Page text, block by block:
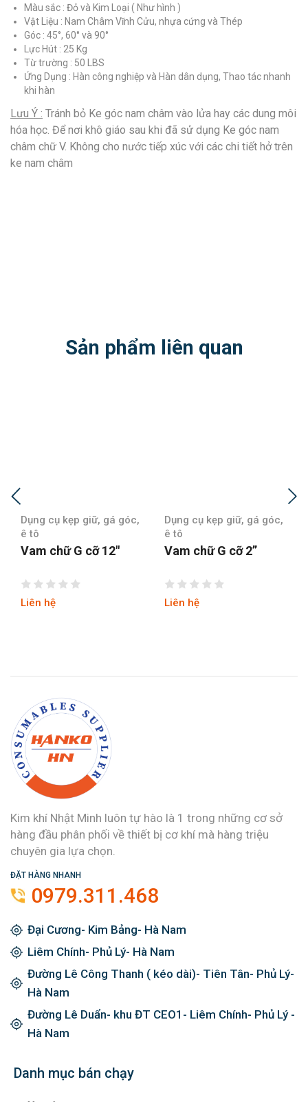
Màu sắc : Đỏ và Kim Loại ( Như hình )
Vật Liệu : Nam Châm Vĩnh Cửu, nhựa cứng và Thép
Góc : 45°, 60° và 90°
Lực Hút : 25 Kg
Từ trường : 50 LBS
Ứng Dụng : Hàn công nghiệp và Hàn dân dụng, Thao tác nhanh
khi hàn
Lưu Ý : Tránh bỏ Ke góc nam châm vào lửa hay các dung môi
hóa học. Để nơi khô giáo sau khi đã sử dụng Ke góc nam
châm chữ V. Không cho nước tiếp xúc với các chi tiết hở trên
ke nam châm
Sản phẩm liên quan
Dụng cụ kẹp giữ, gá góc,
ê tô
Vam chữ G cỡ 2”
Liên hệ
Dụng cụ kẹp giữ, gá góc,
ê tô
Vam chữ G cỡ 3″
Liên hệ
Kim khí Nhật Minh luôn tự hào là 1 trong những cơ sở
hàng đầu phân phối về thiết bị cơ khí mà hàng triệu
chuyên gia lựa chọn.
ĐẶT HÀNG NHANH
0979.311.468
Đại Cương- Kim Bảng- Hà Nam
Liêm Chính- Phủ Lý- Hà Nam
Đường Lê Công Thanh ( kéo dài)- Tiên Tân- Phủ Lý-
Hà Nam
Đường Lê Duẩn- khu ĐT CEO1- Liêm Chính- Phủ Lý -
Hà Nam
Danh mục bán chạy